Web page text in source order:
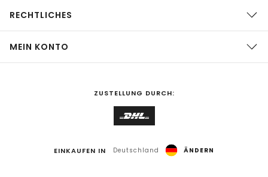
RECHTLICHES
MEIN KONTO
ZUSTELLUNG DURCH:
EINKAUFEN IN Deutschland ÄNDERN